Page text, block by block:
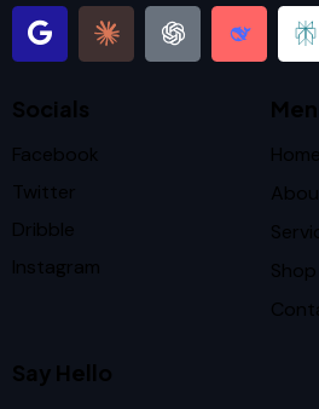
Socials
Facebook
Twitter
Dribble
Instagram
Home
Shop
Say Hello